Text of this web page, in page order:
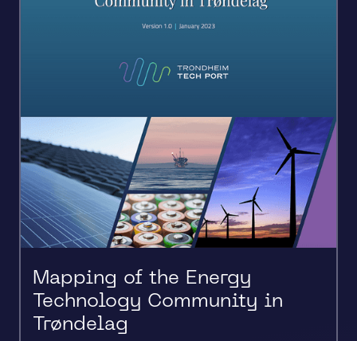
Mapping of the Energy
Technology Community in
Trøndelag